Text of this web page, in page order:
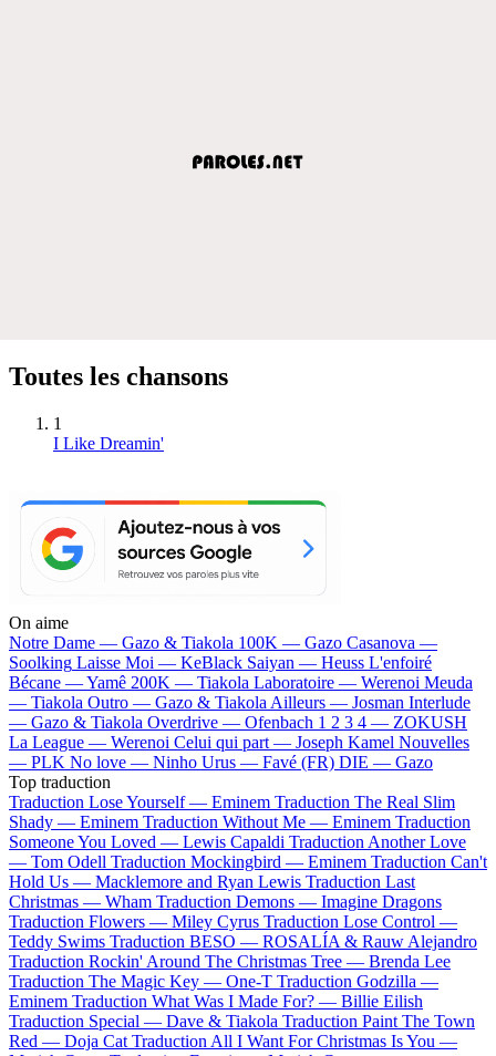
Toutes les chansons
1
I Like Dreamin'
On aime
Notre Dame — Gazo & Tiakola 100K — Gazo Casanova —
Soolking Laisse Moi — KeBlack Saiyan — Heuss L'enfoiré
Bécane —Yamê 200K — Tiakola Laboratoire — Werenoi Meuda
— Tiakola Outro — Gazo & Tiakola Ailleurs — Josman Interlude
— Gazo & Tiakola Overdrive — Ofenbach 1 2 3 4 — ZOKUSH
La League — Werenoi Celui qui part — Joseph Kamel Nouvelles
— PLK No love — Ninho Urus — Favé (FR) DIE — Gazo
Top traduction
Traduction Lose Yourself — Eminem Traduction The Real Slim
Shady — Eminem Traduction Without Me — Eminem Traduction
Someone You Loved — Lewis Capaldi Traduction Another Love
— Tom Odell Traduction Mockingbird — Eminem Traduction Can't
Hold Us — Macklemore and Ryan Lewis Traduction Last
Christmas — Wham Traduction Demons — Imagine Dragons
Traduction Flowers — Miley Cyrus Traduction Lose Control —
Teddy Swims Traduction BESO — ROSALÍA & Rauw Alejandro
Traduction Rockin' Around The Christmas Tree — Brenda Lee
Traduction The Magic Key — One-T Traduction Godzilla —
Eminem Traduction What Was I Made For? — Billie Eilish
Traduction Special — Dave & Tiakola Traduction Paint The Town
Red — Doja Cat Traduction All I Want For Christmas Is You —